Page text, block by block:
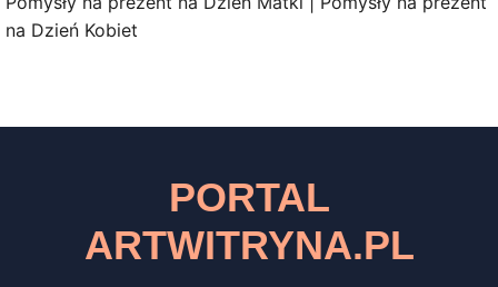
na Dzień Kobiet
PORTAL
ARTWITRYNA.PL